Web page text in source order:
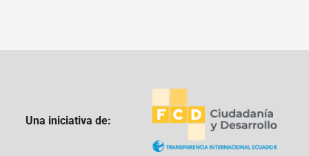
Una iniciativa de: